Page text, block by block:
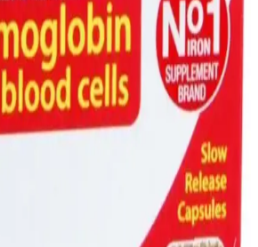
ve Tavsiyeler
demir takviyeleri, farklı form ve dozaj
gidermede önemli rol oynar.
kullanım ipuçlarıyla sağlığınızı
Çıkabilecek Metal
Rehberi
rastlanan metal türleri ve özellikleri
doğru kullanabilir, dayanıklılık ve